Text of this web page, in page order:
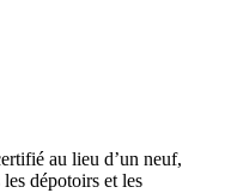
au lieu d’un neuf,
dépotoirs et les